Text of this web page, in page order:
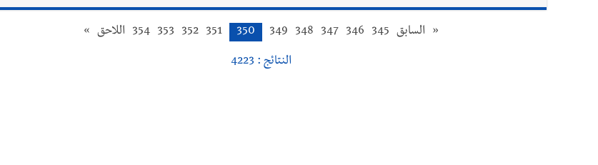
« السابق 345
346
347
348
349
350
351
352
353
354 اللاحق »
النتائج : 4223